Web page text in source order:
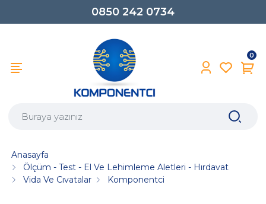
0850 242 0734
0
Anasayfa
Ölçüm - Test - El Ve Lehimleme Aletleri - Hırdavat
Vida Ve Cıvatalar
Komponentci